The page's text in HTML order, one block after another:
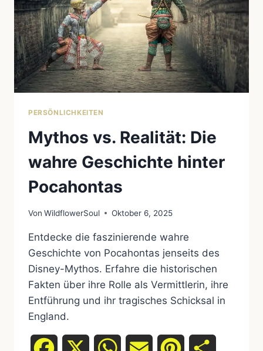
PERSÖNLICHKEITEN
Mythos vs. Realität: Die
wahre Geschichte hinter
Pocahontas
Von WildflowerSoul Oktober 6, 2025
Entdecke die faszinierende wahre
Geschichte von Pocahontas jenseits des
Disney-Mythos. Erfahre die historischen
Fakten über ihre Rolle als Vermittlerin, ihre
Entführung und ihr tragisches Schicksal in
England.
Facebook WhatsAppEmail Pinterest